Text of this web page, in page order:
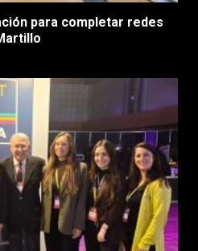
para completar redes